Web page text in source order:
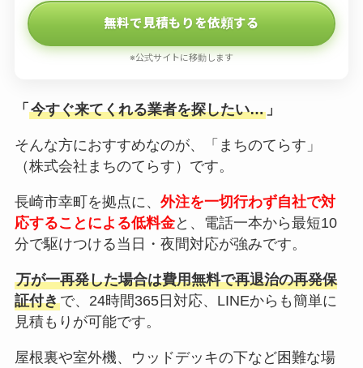
無料で見積もりを依頼する
※公式サイトに移動します
「 今すぐ来てくれる業者を探したい…」
そんな方におすすめなのが、「まちのてらす」
（株式会社まちのてらす）です。
長崎市幸町を拠点に、 外注を一切行わず自社で対
応することによる低料金と、電話一本から最短10
分で駆けつける当日・夜間対応が強みです。
万が一再発した場合は費用無料で再退治の再発保
証付きで、24時間365日対応、LINEからも簡単に
見積もりが可能です。
屋根裏や室外機、ウッドデッキの下など困難な場